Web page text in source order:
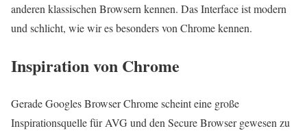
anderen klassischen Browsern kennen. Das Interface ist modern
und schlicht, wie wir es besonders von Chrome kennen.
Inspiration von Chrome
Gerade Googles Browser Chrome scheint eine große
Inspirationsquelle für AVG und den Secure Browser gewesen zu